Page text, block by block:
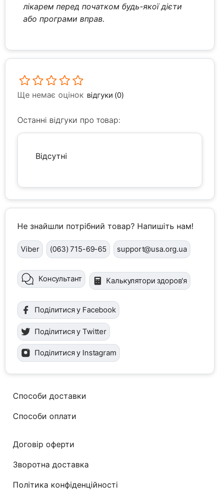
лікарем перед початком будь-якої дієти
або програми вправ.
Ще немає оцінок відгуки (0)
Останні відгуки про товар:
Відсутні
Не знайшли потрібний товар? Напишіть нам!
Viber (063) 715-69-65 support@usa.org.ua
Консультант Калькулятори здоров'я
Поділитися у Facebook
Поділитися у Twitter
Поділитися у Instagram
Способи доставки
Способи оплати
Договір оферти
Зворотна доставка
Політика конфіденційності